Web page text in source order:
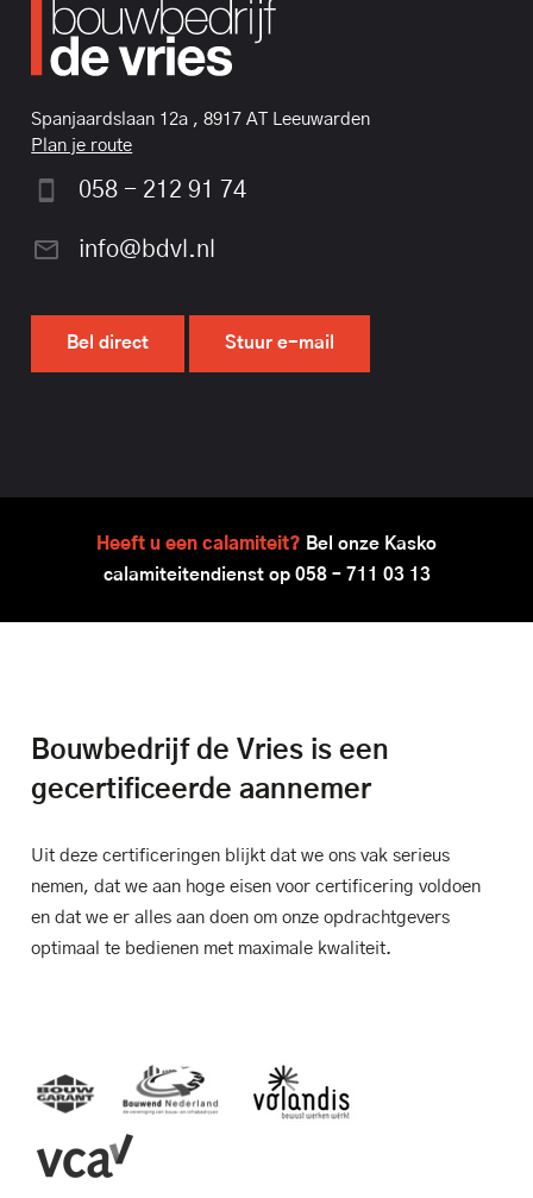
Spanjaardslaan 12a , 8917 AT Leeuwarden
Plan je route
058 - 212 91 74
info@bdvl.nl
Bel direct Stuur e-mail
Heeft u een calamiteit? Bel onze Kasko
calamiteitendienst op 058 – 711 03 13
Bouwbedrijf de Vries is een
gecertificeerde aannemer
Uit deze certificeringen blijkt dat we ons vak serieus
nemen, dat we aan hoge eisen voor certificering voldoen
en dat we er alles aan doen om onze opdrachtgevers
optimaal te bedienen met maximale kwaliteit.